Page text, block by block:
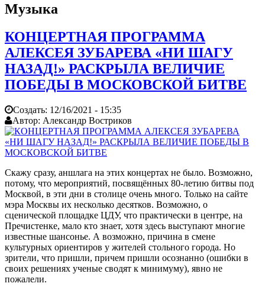
Музыка
КОНЦЕРТНАЯ ПРОГРАММА
АЛЕКСЕЯ ЗУБАРЕВА «НИ ШАГУ
НАЗАД!» РАСКРЫЛА ВЕЛИЧИЕ
ПОБЕДЫ В МОСКОВСКОЙ БИТВЕ
Создать: 12/16/2021 - 15:35
Автор: Александр Востриков
Скажу сразу, аншлага на этих концертах не было. Возможно,
потому, что мероприятий, посвящённых 80-летию битвы под
Москвой, в эти дни в столице очень много. Только на сайте
мэра Москвы их несколько десятков. Возможно, о
сценической площадке ЦДУ, что практически в центре, на
Пречистенке, мало кто знает, хотя здесь выступают многие
известные шансонье. А возможно, причина в смене
культурных ориентиров у жителей стольного города. Но
зрители, что пришли, причем пришли осознанно (ошибки в
своих решениях ученые сводят к минимуму), явно не
пожалели.